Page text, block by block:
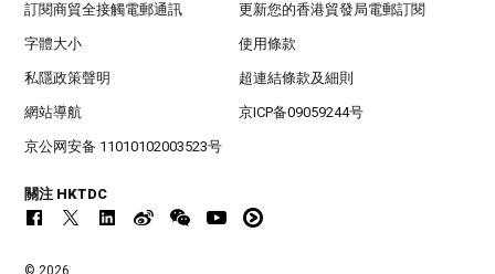
訂閱商貿全接觸電郵通訊 更新您的香港貿發局電郵訂閱
字體大小 使用條款
私隱政策聲明 超連結條款及細則
網站導航 京ICP备09059244号
京公网安备 11010102003523号
關注 HKTDC